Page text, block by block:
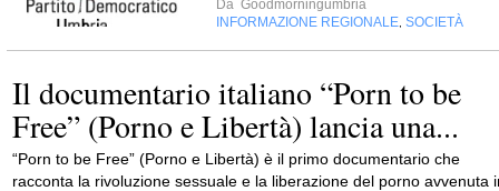
Da Goodmorningumbria
INFORMAZIONE REGIONALE SOCIETÀ
Il documentario italiano “Porn to be
Free” (Porno e Libertà) lancia una...
“Porn to be Free” (Porno e Libertà) è il primo documentario che
racconta la rivoluzione sessuale e la liberazione del porno avvenuta